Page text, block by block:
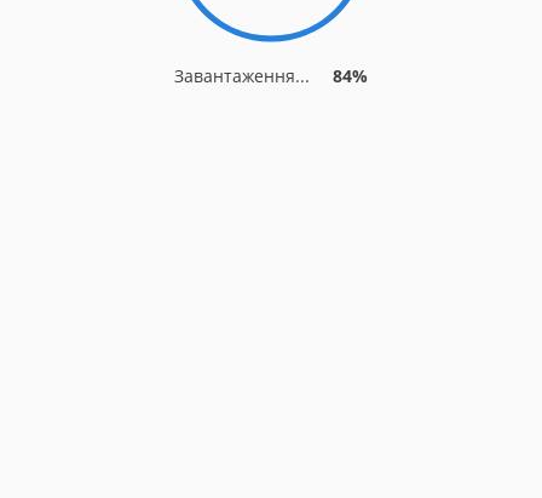
Завантаження... 88%